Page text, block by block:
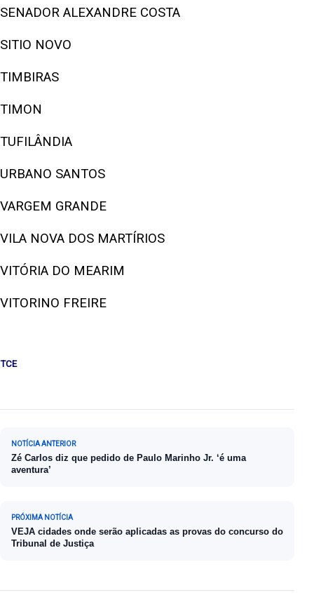
SENADOR ALEXANDRE COSTA
SITIO NOVO
TIMBIRAS
TIMON
TUFILÂNDIA
URBANO SANTOS
VARGEM GRANDE
VILA NOVA DOS MARTÍRIOS
VITÓRIA DO MEARIM
VITORINO FREIRE
TCE
Navegação de Post
NOTÍCIA ANTERIOR
Zé Carlos diz que pedido de Paulo Marinho Jr. ‘é uma
aventura’
PRÓXIMA NOTÍCIA
VEJA cidades onde serão aplicadas as provas do concurso do
Tribunal de Justiça